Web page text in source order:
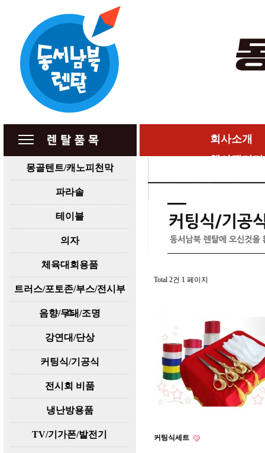
몽골텐트/캐노피천막
파라솔
테이블
의자
체육대회용품
트러스/포토존/부스/전시부
스
음향/무대/조명
강연대/단상
커팅식/기공식
전시회 비품
냉난방용품
TV/기가폰/발전기
회사소개
행사갤러리
Total 2건 1 페이지
커팅식세트